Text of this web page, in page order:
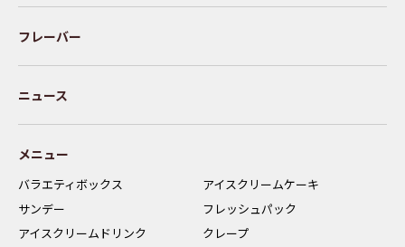
フレーバー
ニュース
メニュー
バラエティボックス
アイスクリームケーキ
サンデー
フレッシュパック
アイスクリームドリンク
クレープ